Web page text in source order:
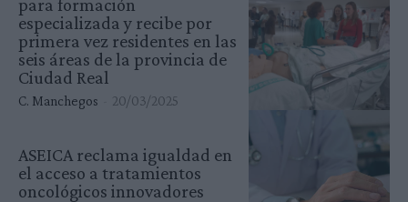
para formación
especializada y recibe por
primera vez residentes en las
seis áreas de la provincia de
Ciudad Real
C. Manchegos 20/03/2025
ASEICA reclama igualdad en
el acceso a tratamientos
oncológicos innovadores